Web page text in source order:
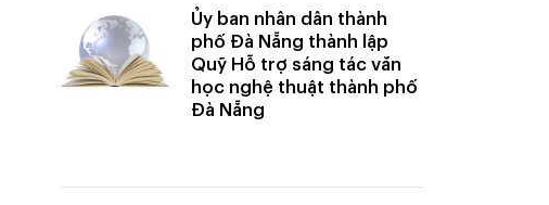
Ủy ban nhân dân thành
phố Đà Nẵng thành lập
Quỹ Hỗ trợ sáng tác văn
học nghệ thuật thành phố
Đà Nẵng